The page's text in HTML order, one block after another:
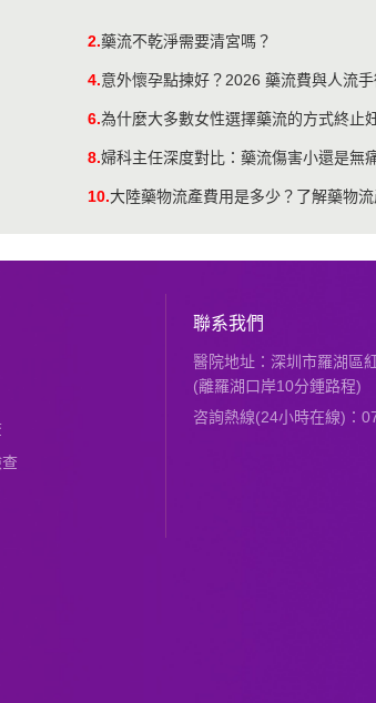
2.藥流不乾淨需要清宮嗎？
4.意外懷孕點揀好？2026 藥流費與人流
6.為什麼大多數女性選擇藥流的方式終止
8.婦科主任深度對比：藥流傷害小還是無
10.大陸藥物流產費用是多少？了解藥物
聯系我們
醫院地址：深圳市羅湖區
(離羅湖口岸10分鍾路程)
咨詢熱線(24小時在線)：